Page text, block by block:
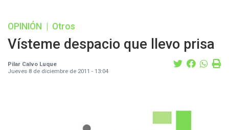
OPINIÓN Otros
Vísteme despacio que llevo prisa
Pilar Calvo Luque
Jueves 8 de diciembre de 2011 - 13:04